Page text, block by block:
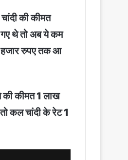
की कीमत
थे तो अब ये कम
हजार रुपए तक आ
कीमत 1 लाख
कल चांदी के रेट 1